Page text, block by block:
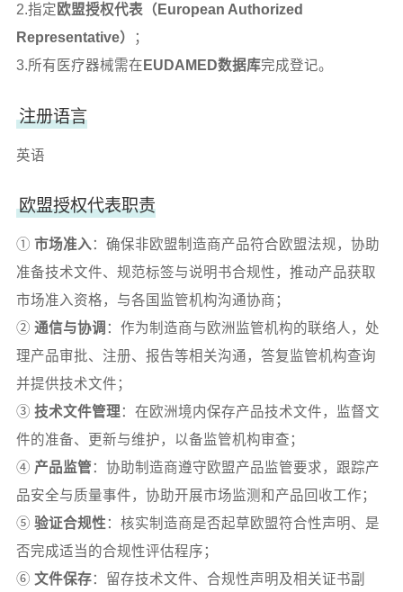
2.指定 欧盟授权代表（European Authorized
Representative）
；
3.所有医疗器械需在 EUDAMED数据库完成登记。
注册语言
英语
欧盟授权代表职责
① 市场准入：确保非欧盟制造商产品符合欧盟法规，协助
准备技术文件、规范标签与说明书合规性，推动产品获取
市场准入资格，与各国监管机构沟通协商；
② 通信与协调 ：作为制造商与欧洲监管机构的联络人，处
理产品审批、注册、报告等相关沟通，答复监管机构查询
并提供技术文件；
③ 技术文件管理：在欧洲境内保存产品技术文件，监督文
件的准备、更新与维护，以备监管机构审查；
④ 产品监管：协助制造商遵守欧盟产品监管要求，跟踪产
品安全与质量事件，协助开展市场监测和产品回收工作；
⑤ 验证合规性：核实制造商是否起草欧盟符合性声明、是
否完成适当的合规性评估程序；
⑥ 文件保存：留存技术文件、合规性声明及相关证书副